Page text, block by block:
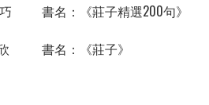
書名：《莊子精選200句》
書名：《莊子》